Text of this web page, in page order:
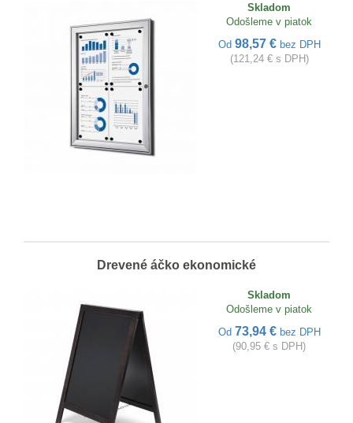
Skladom
Odošleme v piatok
Od 98,57 € bez DPH
(121,24 € s DPH)
Drevené áčko ekonomické
Skladom
Odošleme v piatok
Od 73,94 € bez DPH
(90,95 € s DPH)